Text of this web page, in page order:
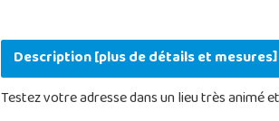
Description [plus de détails et mesures]
Testez votre adresse dans un lieu très animé